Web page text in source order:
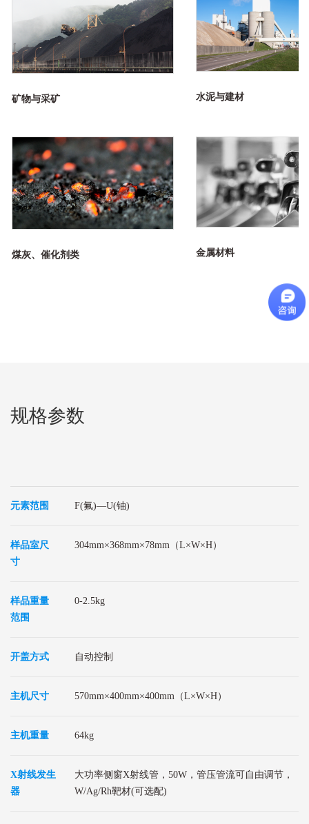
矿物与采矿 水泥与建材
煤灰、催化剂类 金属材料
规格参数
元素范围 F(氟)—U(铀)
样品室尺
寸
304mm×368mm×78mm（L×W×H）
样品重量
范围
0-2.5kg
开盖方式 自动控制
主机尺寸 570mm×400mm×400mm（L×W×H）
主机重量 64kg
X射线发生
器
大功率侧窗X射线管，50W，管压管流可自由调节，
W/Ag/Rh靶材(可选配)